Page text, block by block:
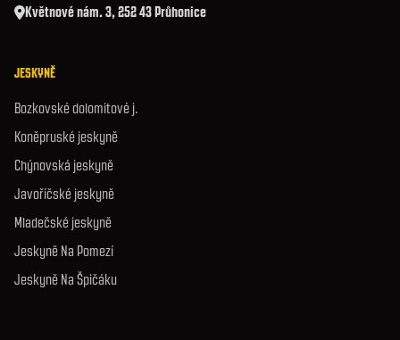
Květnové nám. 3, 252 43 Průhonice
JESKYNĚ
Bozkovské dolomitové j.
Koněpruské jeskyně
Chýnovská jeskyně
Javoříčské jeskyně
Mladečské jeskyně
Jeskyně Na Pomezí
Jeskyně Na Špičáku